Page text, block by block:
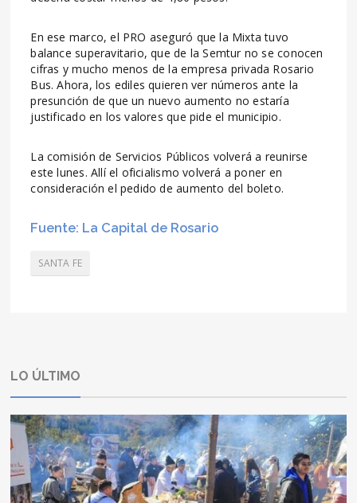
En ese marco, el PRO aseguró que la Mixta tuvo
balance superavitario, que de la Semtur no se conocen
cifras y mucho menos de la empresa privada Rosario
Bus. Ahora, los ediles quieren ver números ante la
presunción de que un nuevo aumento no estaría
justificado en los valores que pide el municipio.
La comisión de Servicios Públicos volverá a reunirse
este lunes. Allí el oficialismo volverá a poner en
consideración el pedido de aumento del boleto.
Fuente: La Capital de Rosario
SANTA FE
LO ÚLTIMO